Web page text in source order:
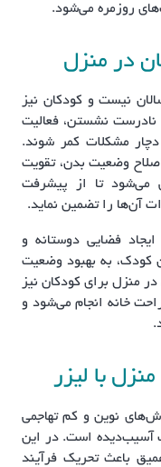
روزمره می‌شود.
در منزل
نیست و کودکان نیز
نادرست نشستن، فعالیت‌
مشکلات کمر شوند.
اصلاح وضعیت بدن، تقویت
تا از پیشرفت
آن‌ها را تضمین نماید.
فضایی دوستانه و
کودک، به بهبود وضعیت
منزل برای کودکان نیز
خانه انجام می‌شود و
با لیزر
نوین و کم تهاجمی
آسیب‌دیده است. در این
باعث تحریک فرآیند